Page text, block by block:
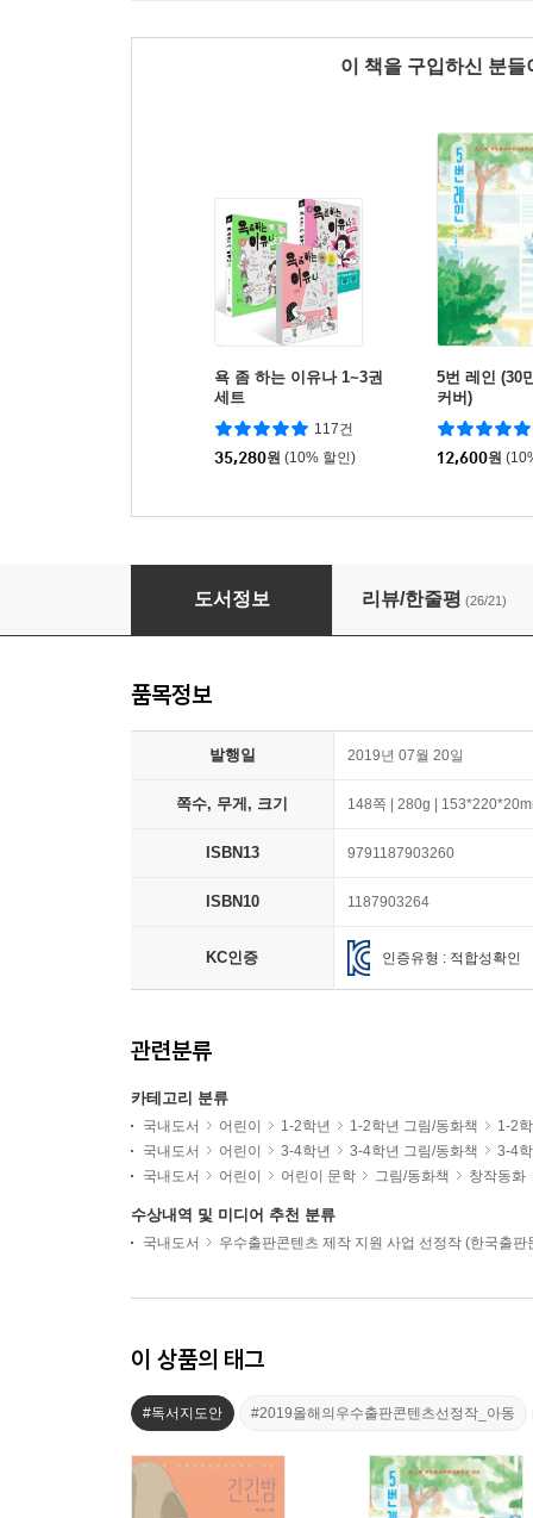
이 책을 구입하신 분
욕 좀 하는 이유나 1~3권
세트
117건
35,280원 (10% 할인)
5번 레인 (30
커버)
12,600원
우리 동네에 혹등고래가 산다
도서정보 리뷰/한줄평 (26/21)
품목정보
발행일 2019년 07월 20일
쪽수, 무게, 크기 148쪽 | 280g |
ISBN13 9791187903260
ISBN10 1187903264
KC인증 인증유형 : 적합성확인
관련분류
카테고리 분류
국내도서 어린이 1-2학년 1-2학년 그림/동화책
1-2
국내도서
어린이 3-4학년 3-4학년 그림/동화책
3-4
국내도서
어린이 어린이 문학 그림/동화책 창작동화
수상내역 및 미디어 추천 분류
국내도서 우수출판콘텐츠 제작 지원 사업 선정작 (한국출판
이 상품의 태그
#독서지도안 #2019올해의우수출판콘텐츠선정작_아동